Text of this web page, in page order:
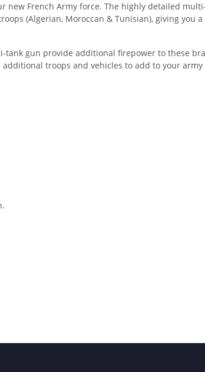
new French Army force. The highly detailed
(Algerian, Moroccan & Tunisian), giving
gun provide additional firepower to these
troops and vehicles to add to your